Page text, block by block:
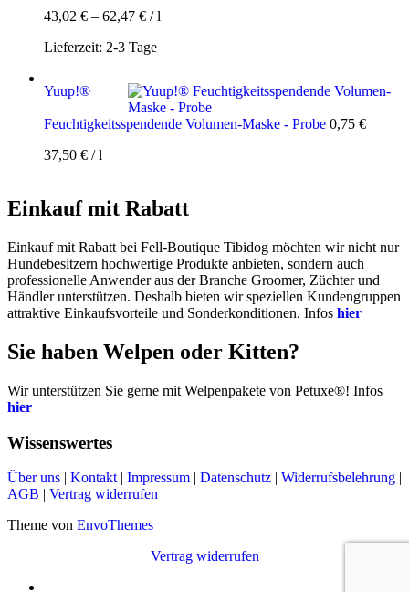
43,02 € – 62,47 € /l
Lieferzeit: 2-3 Tage
Yuup!®
Feuchtigkeitsspendende Volumen-Maske - Probe 0,75 €
37,50 € /l
Einkauf mit Rabatt
Einkauf mit Rabatt bei Fell-Boutique Tibidog möchten wir nicht nur
Hundebesitzern hochwertige Produkte anbieten, sondern auch
professionelle Anwender aus der Branche Groomer, Züchter und
Händler unterstützen. Deshalb bieten wir speziellen Kundengruppen
attraktive Einkaufsvorteile und Sonderkonditionen. Infos hier
Sie haben Welpen oder Kitten?
Wir unterstützen Sie gerne mit Welpenpakete von Petuxe®! Infos
hier
Wissenswertes
Über uns | Kontakt | Impressum | Datenschutz | Widerrufsbelehrung |
AGB | Vertrag widerrufen |
Theme von EnvoThemes
Vertrag widerrufen